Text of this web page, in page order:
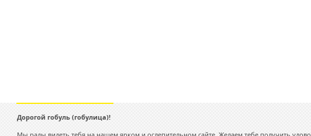
Дорогой гобуль (гобулица)!